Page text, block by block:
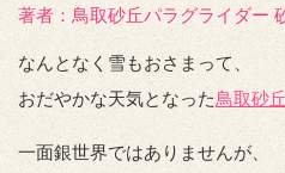
著者：️鳥取砂丘パラグライダー
なんとなく雪もおさまって、
おだやかな天気となった鳥取砂丘
一面銀世界ではありませんが、